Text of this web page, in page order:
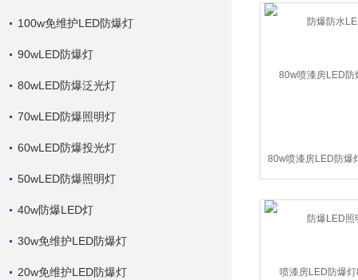
100w免维护LED防爆灯
90wLED防爆灯
80wLED防爆泛光灯
70wLED防爆照明灯
60wLED防爆投光灯
50wLED防爆照明灯
40w防爆LED灯
30w免维护LED防爆灯
20w免维护LED防爆灯
80w喷漆房LED防爆
爆LED照